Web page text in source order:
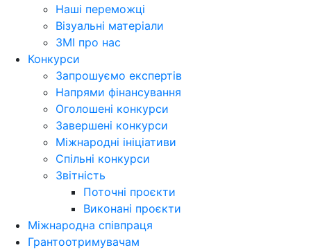
Наші переможці
Візуальні матеріали
ЗМІ про нас
Конкурси
Запрошуємо експертів
Напрями фінансування
Оголошені конкурси
Завершені конкурси
Міжнародні ініціативи
Спільні конкурси
Звітність
Поточні проєкти
Виконані проєкти
Міжнародна співпраця
Грантоотримувачам